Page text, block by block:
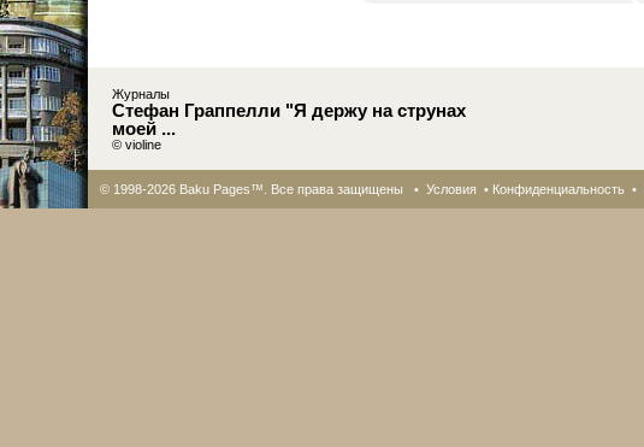
Журналы
Стефан Граппелли "Я держу на струнах
моей ...
© violine
© 1998-2026 Baku Pages™. Все права защищены • Условия • Конфиденциальность •